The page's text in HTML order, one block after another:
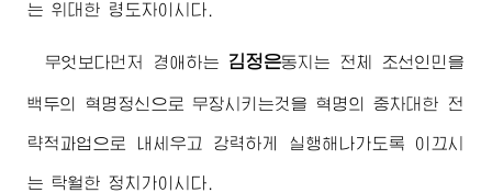
는 위대한 령도자이시다.
무엇보다먼저 경애하는 김정은동지 는 전체 조선인민을
백두의 혁명정신으로 무장시키는것을 혁명의 중차대한 전
략적과업으로 내세우고 강력하게 실행해나가도록 이끄시
는 탁월한 정치가이시다.